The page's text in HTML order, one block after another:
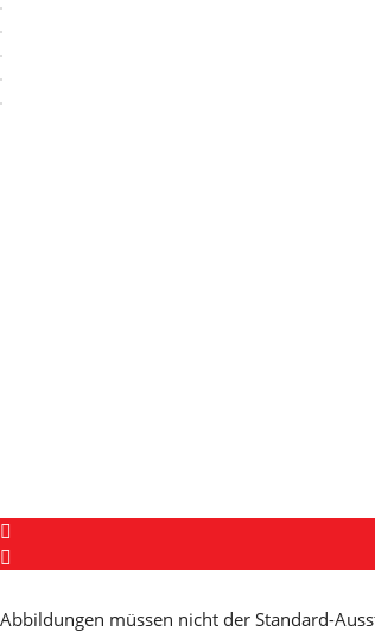
Abbildungen müssen nicht der Standard-